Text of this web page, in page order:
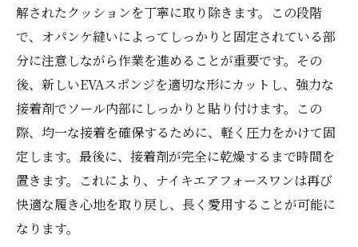
解されたクッションを丁寧に取り除きます。この段階
で、オパンケ縫いによってしっかりと固定されている部
分に注意しながら作業を進めることが重要です。その
後、新しいEVAスポンジを適切な形にカットし、強力な
接着剤でソール内部にしっかりと貼り付けます。この
際、均一な接着を確保するために、軽く圧力をかけて固
定します。最後に、接着剤が完全に乾燥するまで時間を
置きます。これにより、ナイキエアフォースワンは再び
快適な履き心地を取り戻し、長く愛用することが可能に
なります。